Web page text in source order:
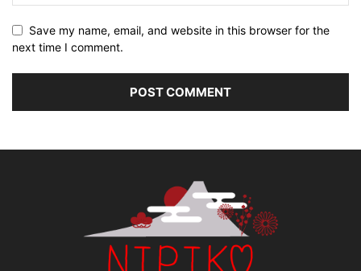
Save my name, email, and website in this browser for the
next time I comment.